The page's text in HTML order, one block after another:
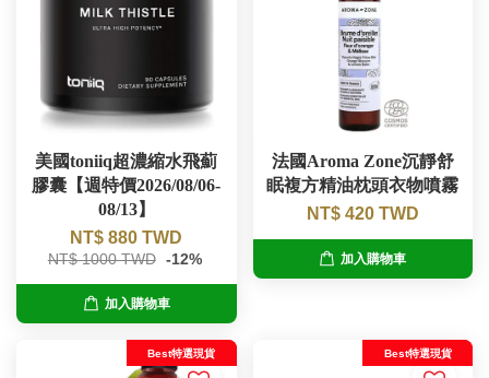
美國toniiq超濃縮水飛薊
膠囊【週特價2026/08/06-
08/13】
NT$ 880 TWD
NT$ 1000 TWD -12%
加入購物車
法國Aroma Zone沉靜舒
眠複方精油枕頭衣物噴霧
NT$ 420 TWD
加入購物車
Best特選現貨 Best特選現貨